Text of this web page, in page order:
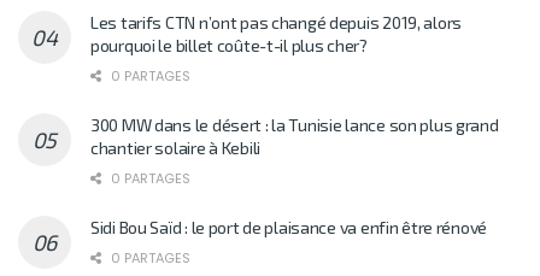
Les tarifs CTN n’ont pas changé depuis 2019, alors
pourquoi le billet coûte-t-il plus cher?
0 PARTAGES
300 MW dans le désert : la Tunisie lance son plus grand
chantier solaire à Kebili
0 PARTAGES
Sidi Bou Saïd : le port de plaisance va enfin être rénové
0 PARTAGES